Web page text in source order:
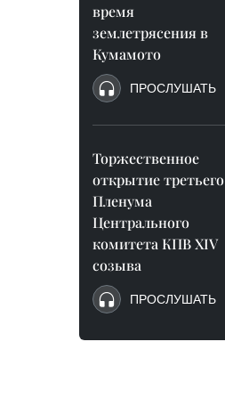
время
землетрясения в
Кумамото
ПРОСЛУШАТЬ
Торжественное
открытие третьего
Пленума
Центрального
комитета КПВ XIV
созыва
ПРОСЛУШАТЬ